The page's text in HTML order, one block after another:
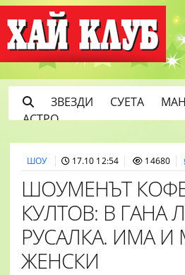
ЗВЕЗДИ СУЕТА
АСТРО
ШОУ 17.10 12:54 14680
ШОУМЕНЪТ
КУЛТОВ: В ГАНА
РУСАЛКА. ИМА И
ЖЕНСКИ